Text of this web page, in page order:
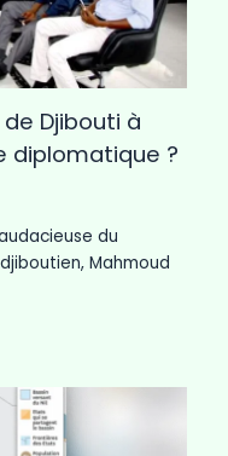
Djibouti à
diplomatique ?
du
Mahmoud